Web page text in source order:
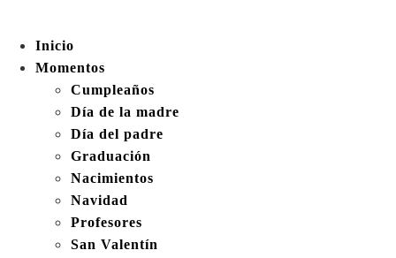
Inicio
Momentos
Cumpleaños
Día de la madre
Día del padre
Graduación
Nacimientos
Navidad
Profesores
San Valentín